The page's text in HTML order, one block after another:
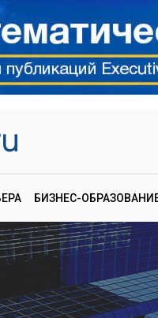
БИЗНЕС-